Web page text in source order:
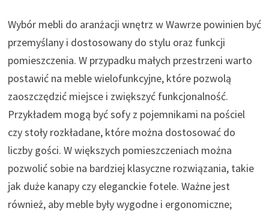
Wybór mebli do aranżacji wnętrz w Wawrze powinien być
przemyślany i dostosowany do stylu oraz funkcji
pomieszczenia. W przypadku małych przestrzeni warto
postawić na meble wielofunkcyjne, które pozwolą
zaoszczędzić miejsce i zwiększyć funkcjonalność.
Przykładem mogą być sofy z pojemnikami na pościel
czy stoły rozkładane, które można dostosować do
liczby gości. W większych pomieszczeniach można
pozwolić sobie na bardziej klasyczne rozwiązania, takie
jak duże kanapy czy eleganckie fotele. Ważne jest
również, aby meble były wygodne i ergonomiczne;